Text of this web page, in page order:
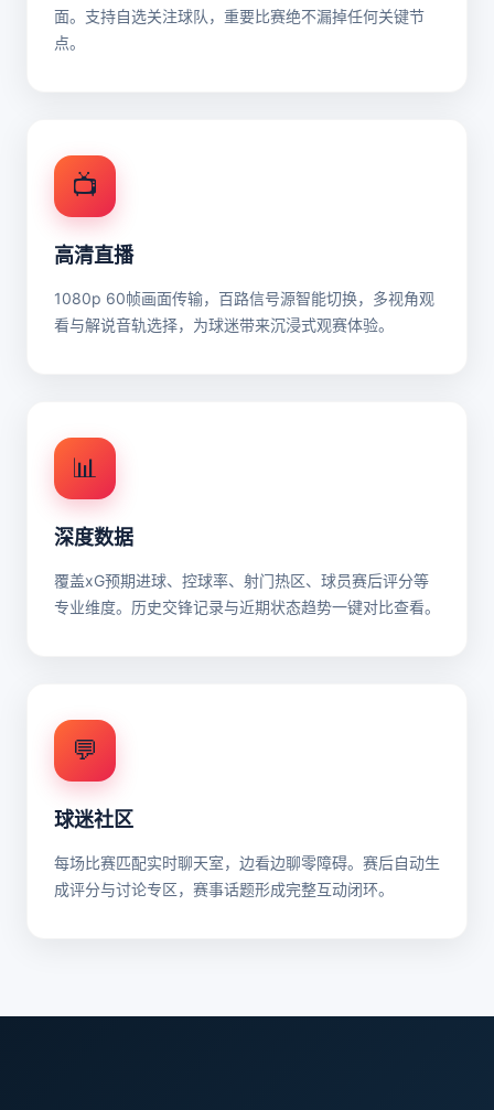
面。支持自选关注球队，重要比赛绝不漏掉任何关键节
点。
📺
高清直播
1080p 60帧画面传输，百路信号源智能切换，多视角观
看与解说音轨选择，为球迷带来沉浸式观赛体验。
📊
深度数据
覆盖xG预期进球、控球率、射门热区、球员赛后评分等
专业维度。历史交锋记录与近期状态趋势一键对比查看。
💬
球迷社区
每场比赛匹配实时聊天室，边看边聊零障碍。赛后自动生
成评分与讨论专区，赛事话题形成完整互动闭环。